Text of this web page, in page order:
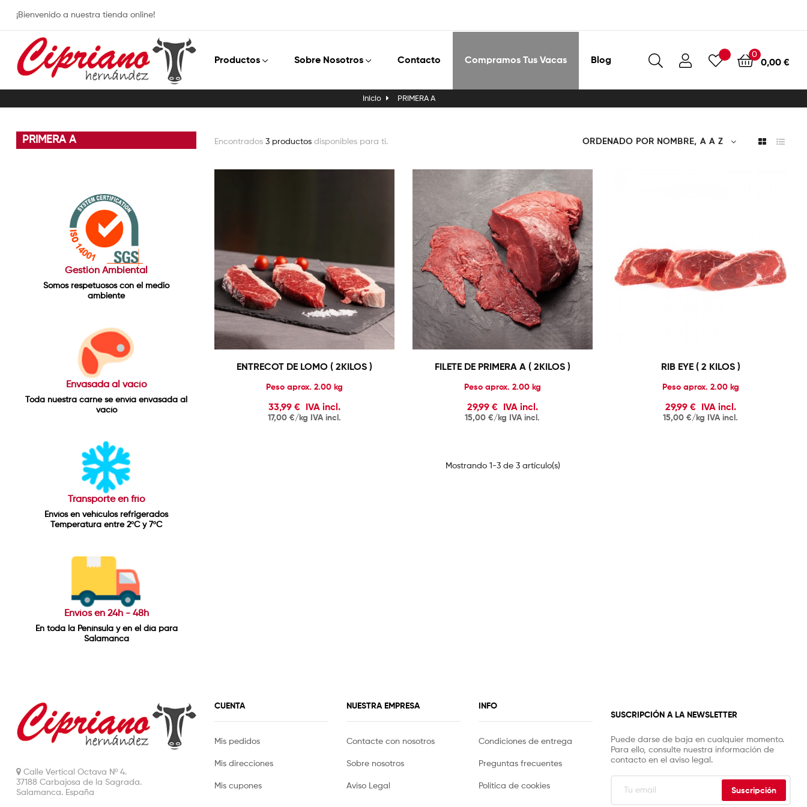
¡Bienvenido a nuestra tienda online!
Productos Sobre Nosotros Contacto Compramos Tus Vacas Blog
0
0,00 €
Inicio PRIMERA A
PRIMERA A
Gestión Ambiental
Somos respetuosos con el medio
ambiente
Envasada al vacío
Toda nuestra carne se envía envasada al
vacío
Transporte en frío
Envíos en vehículos refrigerados
Temperatura entre 2ºC y 7ºC
Envíos en 24h - 48h
En toda la Península y en el día para
Salamanca
Encontrados 3 productos disponibles para ti. ORDENADO POR NOMBRE, A A Z
ENTRECOT DE LOMO ( 2KILOS )
Precio
Peso aprox. 2.00 kg
33,99 € IVA incl.
17,00 €/kg IVA incl.
FILETE DE PRIMERA A ( 2KILOS )
Precio
Peso aprox. 2.00 kg
29,99 € IVA incl.
15,00 €/kg IVA incl.
RIB EYE ( 2 KILOS )
Precio
Peso aprox. 2.00 kg
29,99 € IVA incl.
15,00 €/kg IVA incl.
Mostrando 1-3 de 3 artículo(s)
Calle Vertical Octava Nº 4.
37188 Carbajosa de la Sagrada.
Salamanca. España
CUENTA
Mis pedidos
Mis direcciones
Mis cupones
NUESTRA EMPRESA
Contacte con nosotros
Sobre nosotros
Aviso Legal
INFO
Condiciones de entrega
Preguntas frecuentes
Política de cookies
SUSCRIPCIÓN A LA NEWSLETTER
Puede darse de baja en cualquier momento.
Para ello, consulte nuestra información de
contacto en el aviso legal.
Suscripción